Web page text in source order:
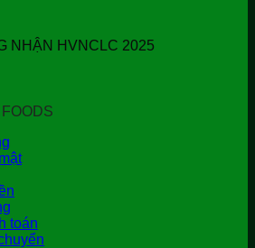
NHẬN HVNCLC 2025
toán